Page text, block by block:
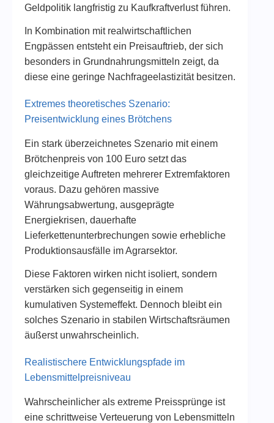
Geldpolitik langfristig zu Kaufkraftverlust führen.
In Kombination mit realwirtschaftlichen
Engpässen entsteht ein Preisauftrieb, der sich
besonders in Grundnahrungsmitteln zeigt, da
diese eine geringe Nachfrageelastizität besitzen.
Extremes theoretisches Szenario:
Preisentwicklung eines Brötchens
Ein stark überzeichnetes Szenario mit einem
Brötchenpreis von 100 Euro setzt das
gleichzeitige Auftreten mehrerer Extremfaktoren
voraus. Dazu gehören massive
Währungsabwertung, ausgeprägte
Energiekrisen, dauerhafte
Lieferkettenunterbrechungen sowie erhebliche
Produktionsausfälle im Agrarsektor.
Diese Faktoren wirken nicht isoliert, sondern
verstärken sich gegenseitig in einem
kumulativen Systemeffekt. Dennoch bleibt ein
solches Szenario in stabilen Wirtschaftsräumen
äußerst unwahrscheinlich.
Realistischere Entwicklungspfade im
Lebensmittelpreisniveau
Wahrscheinlicher als extreme Preissprünge ist
eine schrittweise Verteuerung von Lebensmitteln